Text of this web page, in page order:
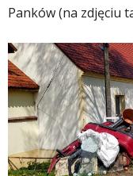
Panków (na zdjęciu